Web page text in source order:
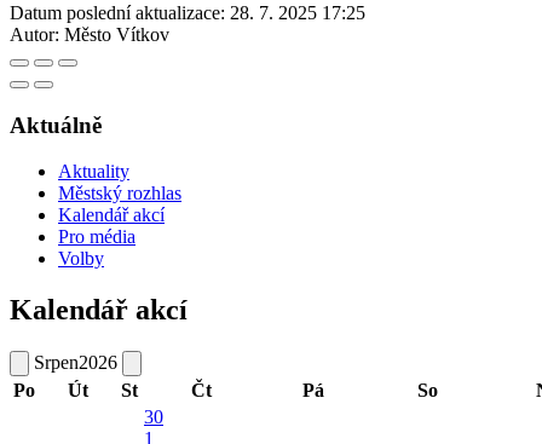
Datum poslední aktualizace: 28. 7. 2025 17:25
Autor: Město Vítkov
Aktuálně
Aktuality
Městský rozhlas
Kalendář akcí
Pro média
Volby
Kalendář akcí
Srpen2026
Po
Út St Čt Pá So
30
1